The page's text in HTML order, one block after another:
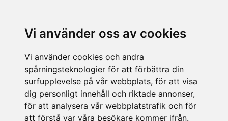
Vi använder oss av cookies
Vi använder cookies och andra
spårningsteknologier för att förbättra din
surfupplevelse på vår webbplats, för att visa
dig personligt innehåll och riktade annonser,
för att analysera vår webbplatstrafik och för
att förstå var våra besökare kommer ifrån.